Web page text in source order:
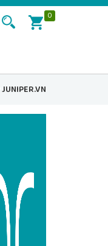
0
JUNIPER.VN